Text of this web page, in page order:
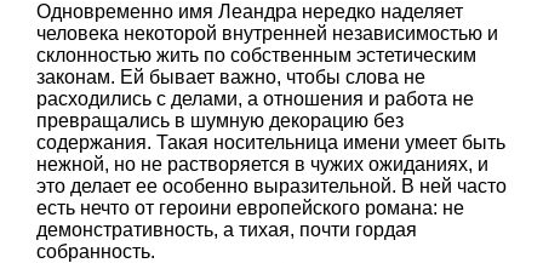
Одновременно имя Леандра нередко наделяет
человека некоторой внутренней независимостью и
склонностью жить по собственным эстетическим
законам. Ей бывает важно, чтобы слова не
расходились с делами, а отношения и работа не
превращались в шумную декорацию без
содержания. Такая носительница имени умеет быть
нежной, но не растворяется в чужих ожиданиях, и
это делает ее особенно выразительной. В ней часто
есть нечто от героини европейского романа: не
демонстративность, а тихая, почти гордая
собранность.